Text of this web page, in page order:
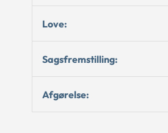
Love:
Sagsfremstilling:
Afgørelse: